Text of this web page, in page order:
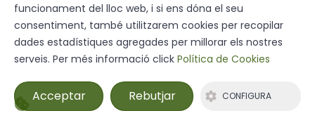
funcionament del lloc web, i si ens dóna el seu
consentiment, també utilitzarem cookies per recopilar
dades estadístiques agregades per millorar els nostres
serveis. Per més informació click Política de Cookies
Acceptar Rebutjar CONFIGURA